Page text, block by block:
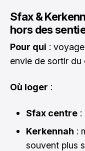
Sfax &
hors des
Pour qui :
envie de sortir du
Où loger :
Sfax centre :
Kerkennah :
souvent plus